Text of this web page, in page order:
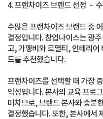
4. 프랜차이즈 브랜드 선정 –
수많은 프랜차이즈 브랜드 중
결정입니다. 창업나이스는 광
고, 가맹비와 로열티, 인테리어
드를 추천했습니다.
프랜차이즈를 선택할 때 가장
익성입니다. 본사의 교육 프로
미치므로, 브랜드 본사와 충분
결정했습니다. 또한, 본사에서